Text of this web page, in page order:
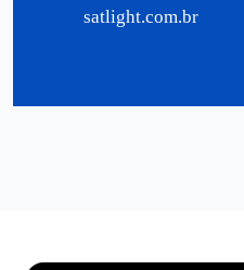
satlight.com.br